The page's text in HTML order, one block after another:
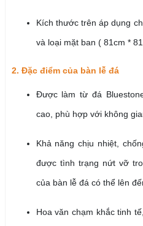
Kích thước trên áp dụng
và loại mặt ban ( 81cm *
2. Đặc điểm của bàn lễ đá
Được làm từ đá
cao, phù hợp với không
Khả năng chịu nhiệt,
được tình trạng nứt vỡ
của bàn lễ đá có thể lên
Hoa văn chạm khắc tinh